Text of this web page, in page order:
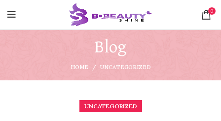
0
Blog
HOME UNCATEGORIZED
UNCATEGORIZED